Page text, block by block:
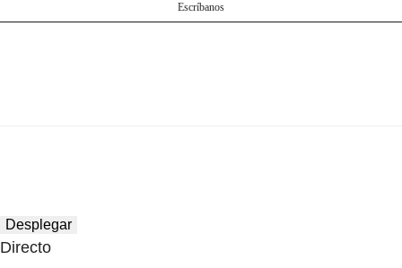
Escríbanos
Desplegar
Directo